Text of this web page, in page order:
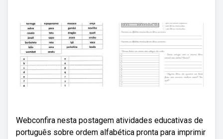
Webconfira nesta postagem atividades educativas de
português sobre ordem alfabética pronta para imprimir